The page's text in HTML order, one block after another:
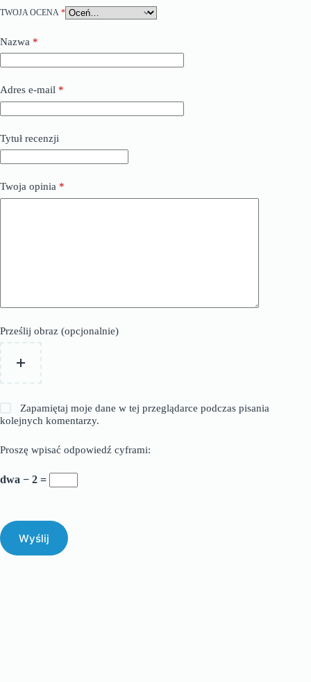
TWOJA OCENA *
Nazwa *
Adres e-mail *
Tytuł recenzji
Twoja opinia *
Prześlij obraz (opcjonalnie)
Zapamiętaj moje dane w tej przeglądarce podczas pisania
kolejnych komentarzy.
Proszę wpisać odpowiedź cyframi:
dwa − 2 =
Wyślij